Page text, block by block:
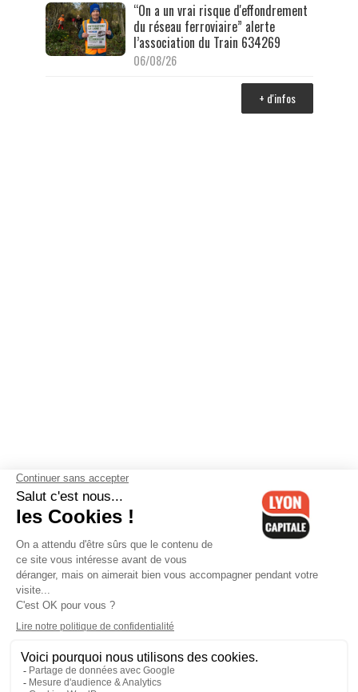
“On a un vrai risque d'effondrement
du réseau ferroviaire” alerte
l’association du Train 634269
06/08/26
+ d'infos
Contactez-nous-Mentions légales-CGV-Politique de
confidentialité-Gestion des cookies